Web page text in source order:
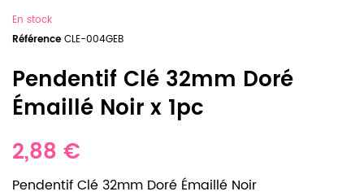
En stock
Référence CLE-004GEB
Pendentif Clé 32mm Doré
Émaillé Noir x 1pc
2,88 €
Pendentif Clé 32mm Doré Émaillé Noir